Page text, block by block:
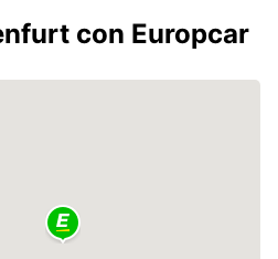
con Europcar